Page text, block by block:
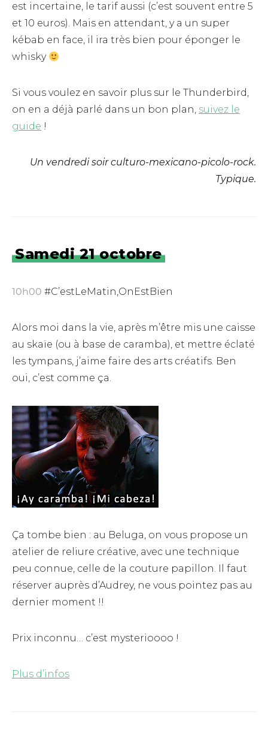
est incertaine, le tarif aussi (c’est souvent entre 5
et 10 euros). Mais en attendant, y a un super
kébab en face, il ira très bien pour éponger le
whisky
Si vous voulez en savoir plus sur le Thunderbird,
on en a déjà parlé dans un bon plan, suivez le
guide !
Un vendredi soir culturo-mexicano-picolo-rock.
Typique.
Samedi 21 octobre
10h00 #C’estLeMatin,OnEstBien
Alors moi dans la vie, après m’être mis une caisse
au skaïe (ou à base de caramba), et mettre éclaté
les tympans, j’aime faire des arts créatifs. Ben
oui, c’est comme ça.
Ça tombe bien : au Beluga, on vous propose un
atelier de reliure créative, avec une technique
peu connue, celle de la couture papillon. Il faut
réserver auprès d’Audrey, ne vous pointez pas au
dernier moment !!
Prix inconnu… c’est mysterioooo !
Plus d’infos